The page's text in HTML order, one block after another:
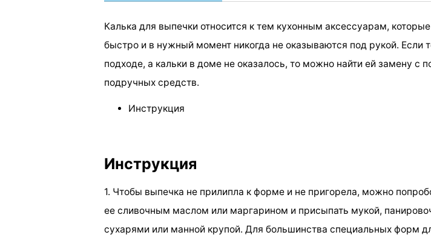
Калька для выпечки относится к тем кухонным аксессуарам,
быстро и в нужный момент никогда не оказываются под рукой. Если
подходе, а кальки в доме не оказалось, то можно найти ей замену с
подручных средств.
Инструкция
Инструкция
1. Чтобы выпечка не прилипла к форме и не пригорела, можно
ее сливочным маслом или маргарином и присыпать мукой,
сухарями или манной крупой. Для большинства специальных форм